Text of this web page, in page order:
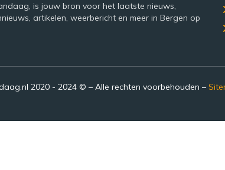
is jouw bron voor het laatste nieuws,
artikelen, weerbericht en meer in Bergen op
2020 - 2024 © – Alle rechten voorbehouden –